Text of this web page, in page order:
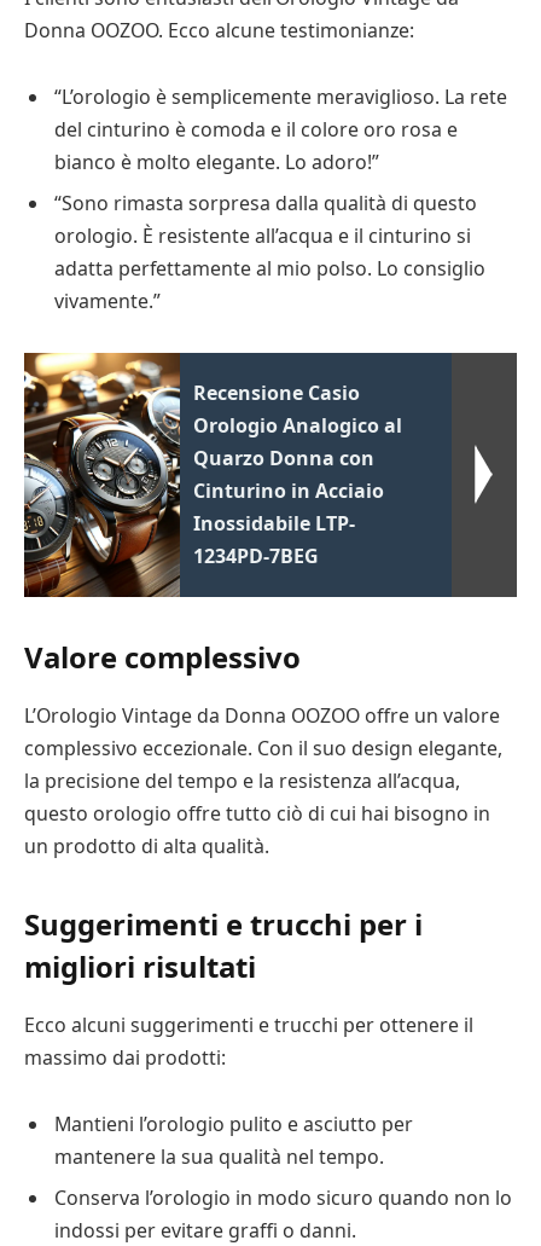
Donna OOZOO. Ecco alcune testimonianze:
“L’orologio è semplicemente meraviglioso. La rete
del cinturino è comoda e il colore oro rosa e
bianco è molto elegante. Lo adoro!”
“Sono rimasta sorpresa dalla qualità di questo
orologio. È resistente all’acqua e il cinturino si
adatta perfettamente al mio polso. Lo consiglio
vivamente.”
Recensione Casio
Orologio Analogico al
Quarzo Donna con
Cinturino in Acciaio
Inossidabile LTP-
1234PD-7BEG
Valore complessivo
L’Orologio Vintage da Donna OOZOO offre un valore
complessivo eccezionale. Con il suo design elegante,
la precisione del tempo e la resistenza all’acqua,
questo orologio offre tutto ciò di cui hai bisogno in
un prodotto di alta qualità.
Suggerimenti e trucchi per i
migliori risultati
Ecco alcuni suggerimenti e trucchi per ottenere il
massimo dai prodotti:
Mantieni l’orologio pulito e asciutto per
mantenere la sua qualità nel tempo.
Conserva l’orologio in modo sicuro quando non lo
indossi per evitare graffi o danni.